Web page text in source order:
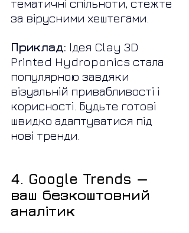
тематичні спільноти, стежте
за вірусними хештегами.
Приклад: Ідея Clay 3D
Printed Hydroponics стала
популярною завдяки
візуальній привабливості і
корисності. Будьте готові
швидко адаптуватися під
нові тренди.
4. Google Trends —
ваш безкоштовний
аналітик